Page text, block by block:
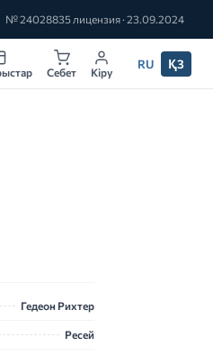
№ 24028835 лицензия · 23.09.2024
Себет Кіру
RU ҚЗ
Гедеон Рихтер
Ресей